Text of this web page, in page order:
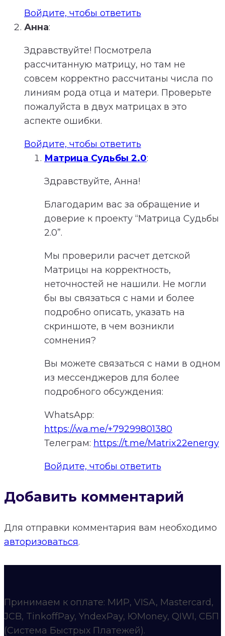
Войдите, чтобы ответить
Анна:
Здравствуйте! Посмотрела
рассчитанную матрицу, но там не
совсем корректно рассчитаны числа по
линиям рода отца и матери. Проверьте
пожалуйста в двух матрицах в это
аспекте ошибки.
Войдите, чтобы ответить
Матрица Судьбы 2.0:
Здравствуйте, Анна!
Благодарим вас за обращение и
доверие к проекту “Матрица Судьбы
2.0”.
Мы проверили расчет детской
Матрицы на корректность,
неточностей не нашили. Не могли
бы вы связаться с нами и более
подробно описать, указать на
скриншоте, в чем возникли
сомнения?
Вы можете связаться с нами в одном
из мессенджеров для более
подробного обсуждения:
WhatsApp:
https://wa.me/+79299801380
Телеграм: https://t.me/Matrix22energy
Войдите, чтобы ответить
Добавить комментарий
Для отправки комментария вам необходимо
авторизоваться.
Принимаем к оплате: МИР, VISA, Mastercard,
JCB, TinkoffPay, YndexPay, ЮMoney, QIWI, СБП
(Система Быстрых Платежей).